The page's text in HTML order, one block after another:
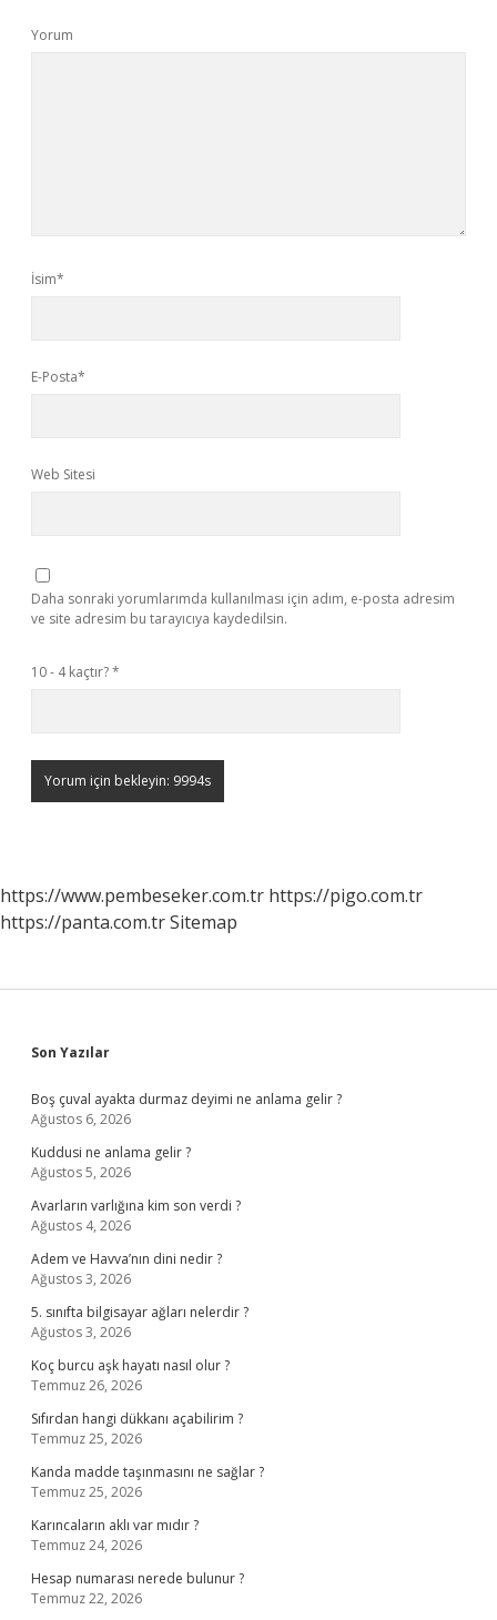
Yorum
İsim*
E-Posta*
Web Sitesi
Daha sonraki yorumlarımda kullanılması için adım, e-posta adresim
ve site adresim bu tarayıcıya kaydedilsin.
10 - 4 kaçtır?*
https://www.pembeseker.com.tr https://pigo.com.tr
https://panta.com.trSitemap
Sidebar
Son Yazılar
Boş çuval ayakta durmaz deyimi ne anlama gelir ?
Ağustos 6, 2026
Kuddusi ne anlama gelir ?
Ağustos 5, 2026
Avarların varlığına kim son verdi ?
Ağustos 4, 2026
Adem ve Havva’nın dini nedir ?
Ağustos 3, 2026
5. sınıfta bilgisayar ağları nelerdir ?
Ağustos 3, 2026
Koç burcu aşk hayatı nasıl olur ?
Temmuz 26, 2026
Sıfırdan hangi dükkanı açabilirim ?
Temmuz 25, 2026
Kanda madde taşınmasını ne sağlar ?
Temmuz 25, 2026
Karıncaların aklı var mıdır ?
Temmuz 24, 2026
Hesap numarası nerede bulunur ?
Temmuz 22, 2026